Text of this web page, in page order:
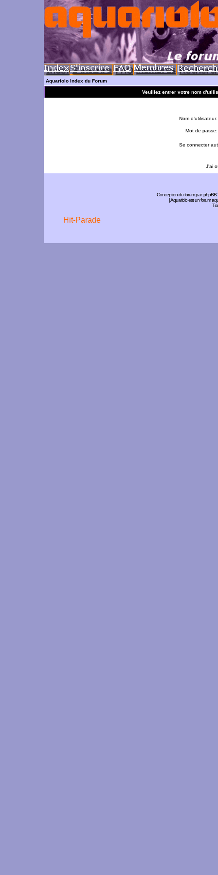
Aquariolo Index du Forum
Veuillez entrer votre nom
Nom d'utilisateur:
Mot de passe:
Se connecter
J'ai
Conception du forum par:phpBB
| Aquariolo est un forum